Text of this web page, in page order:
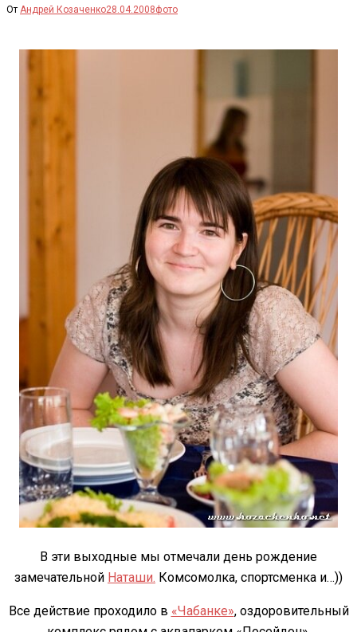
От Андрей Козаченко28.04.2008фото
В эти выходные мы отмечали день рождение
замечательной Наташи. Комсомолка, спортсменка и…))
Все действие проходило в «Чабанке», оздоровительный